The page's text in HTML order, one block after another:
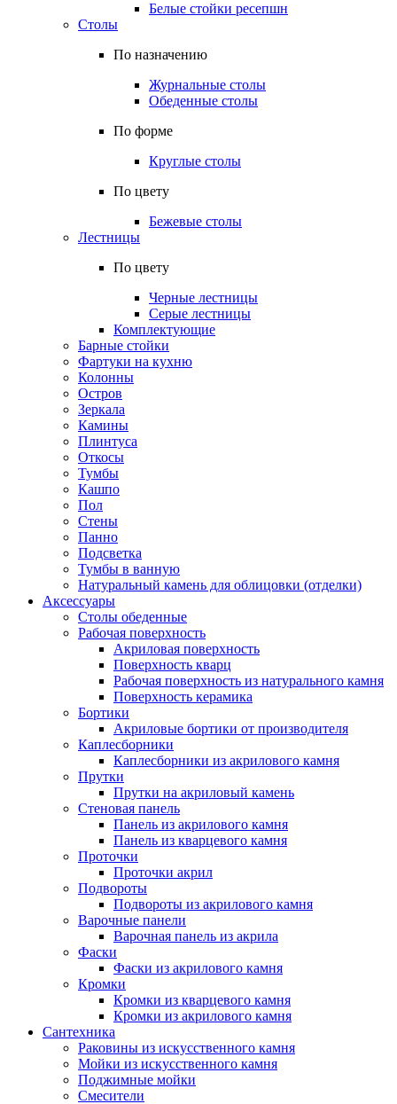
Белые стойки ресепшн
Столы
По назначению
Журнальные столы
Обеденные столы
По форме
Круглые столы
По цвету
Бежевые столы
Лестницы
По цвету
Черные лестницы
Серые лестницы
Комплектующие
Барные стойки
Фартуки на кухню
Колонны
Остров
Зеркала
Камины
Плинтуса
Откосы
Тумбы
Кашпо
Пол
Стены
Панно
Подсветка
Тумбы в ванную
Натуральный камень для облицовки (отделки)
Аксессуары
Столы обеденные
Рабочая поверхность
Акриловая поверхность
Поверхность кварц
Рабочая поверхность из натурального камня
Поверхность керамика
Бортики
Акриловые бортики от производителя
Каплесборники
Каплесборники из акрилового камня
Прутки
Прутки на акриловый камень
Стеновая панель
Панель из акрилового камня
Панель из кварцевого камня
Проточки
Проточки акрил
Подвороты
Подвороты из акрилового камня
Варочные панели
Варочная панель из акрила
Фаски
Фаски из акрилового камня
Кромки
Кромки из кварцевого камня
Кромки из акрилового камня
Сантехника
Раковины из искусственного камня
Мойки из искусственного камня
Поджимные мойки
Смесители